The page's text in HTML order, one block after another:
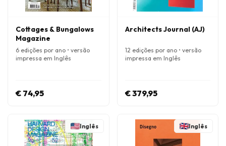
Cottages & Bungalows
Magazine
6 edições por ano • versão
impressa em Inglês
€ 74,95
Architects Journal (AJ)
12 edições por ano • versão
impressa em Inglês
€ 379,95
Inglês Inglês